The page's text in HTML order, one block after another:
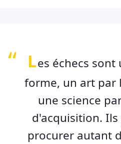
Les échecs
forme, un art par
une science
d'acquisition.
procurer autant